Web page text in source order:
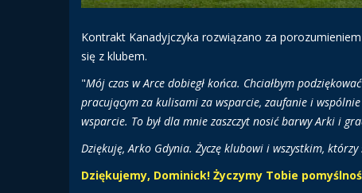
Kontrakt Kanadyjczyka rozwiązano za
się z klubem.
"Mój czas w Arce dobiegł końca. Chciałbym
pracującym za kulisami za wsparcie, zaufanie i
wsparcie. To był dla mnie zaszczyt nosić barwy Arki i
Dziękuję, Arko Gdynia. Życzę klubowi i wszystkim,
Dziękujemy, Dominick! Życzymy Tobie